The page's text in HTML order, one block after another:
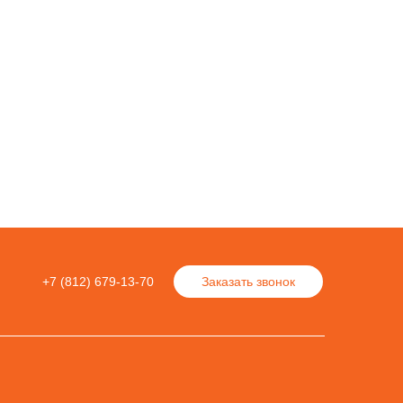
+7 (812) 679-13-70 Заказать звонок